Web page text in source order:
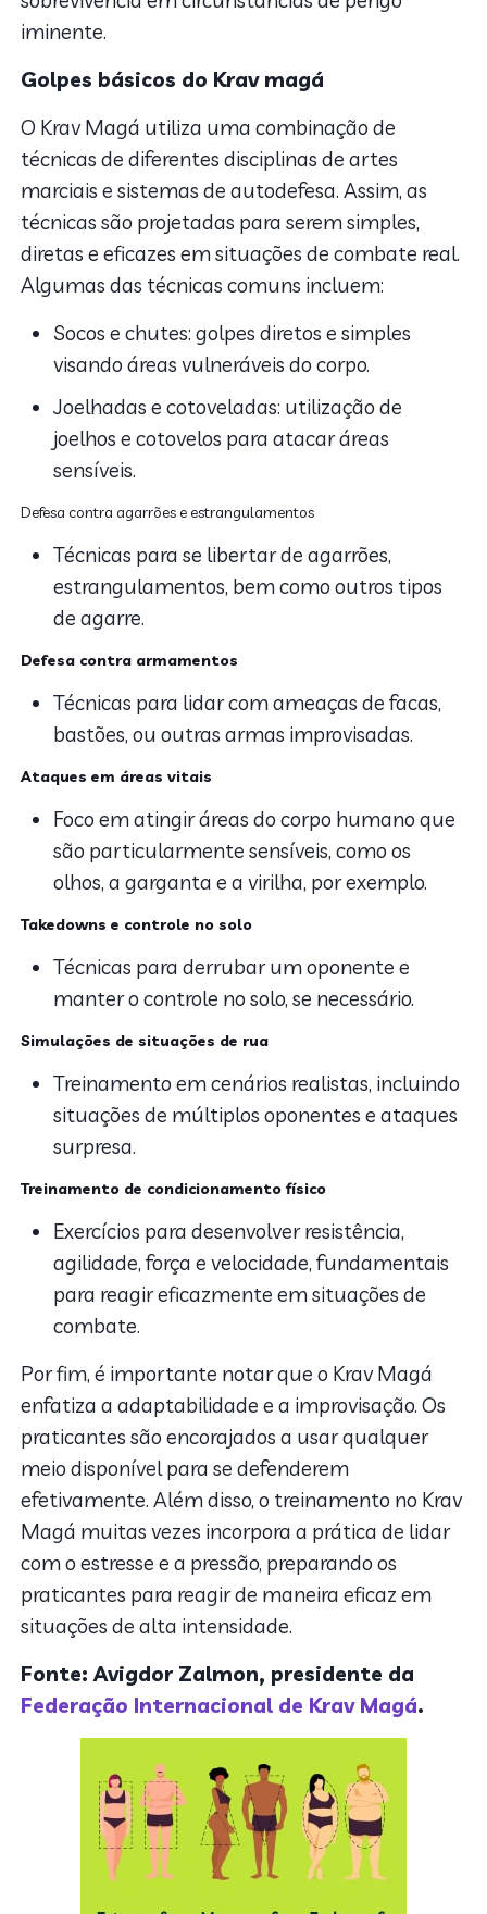
iminente.
Golpes básicos do Krav magá
O Krav Magá utiliza uma combinação de
técnicas de diferentes disciplinas de artes
marciais e sistemas de autodefesa. Assim, as
técnicas são projetadas para serem simples,
diretas e eficazes em situações de combate real.
Algumas das técnicas comuns incluem:
Socos e chutes: golpes diretos e simples
visando áreas vulneráveis do corpo.
Joelhadas e cotoveladas: utilização de
joelhos e cotovelos para atacar áreas
sensíveis.
Defesa contra agarrões e estrangulamentos
Técnicas para se libertar de agarrões,
estrangulamentos, bem como outros tipos
de agarre.
Defesa contra armamentos
Técnicas para lidar com ameaças de facas,
bastões, ou outras armas improvisadas.
Ataques em áreas vitais
Foco em atingir áreas do corpo humano que
são particularmente sensíveis, como os
olhos, a garganta e a virilha, por exemplo.
Takedowns e controle no solo
Técnicas para derrubar um oponente e
manter o controle no solo, se necessário.
Simulações de situações de rua
Treinamento em cenários realistas, incluindo
situações de múltiplos oponentes e ataques
surpresa.
Treinamento de condicionamento físico
Exercícios para desenvolver resistência,
agilidade, força e velocidade, fundamentais
para reagir eficazmente em situações de
combate.
Por fim, é importante notar que o Krav Magá
enfatiza a adaptabilidade e a improvisação. Os
praticantes são encorajados a usar qualquer
meio disponível para se defenderem
efetivamente. Além disso, o treinamento no Krav
Magá muitas vezes incorpora a prática de lidar
com o estresse e a pressão, preparando os
praticantes para reagir de maneira eficaz em
situações de alta intensidade.
Fonte: Avigdor Zalmon, presidente da
Federação Internacional de Krav Magá.